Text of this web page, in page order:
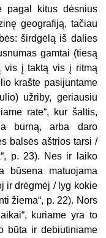
pagal kitus dėsnius
geografiją, tačiau
širdgėlą iš dalies
gamtai (tiesą
vis į taktą vis į ritmą
krašte pasijuntame
užriby, geriausiu
rate“, kur šaltis,
burną, arba daro
balsės aštrios tarsi /
p. 23). Nes ir laiko
būsena matuojama
ir drėgmėj / lyg kokie
žiema“, p. 22). Nors
kuriame yra to
būta ir debiutiniame